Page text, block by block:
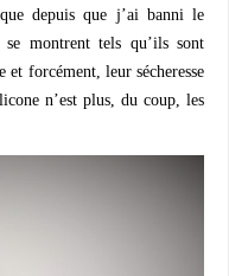
depuis que j’ai banni le
montrent tels qu’ils sont
et forcément, leur sécheresse
n’est plus, du coup, les